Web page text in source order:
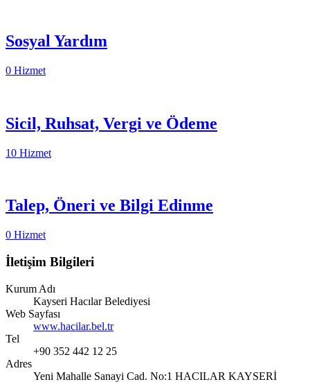
Sosyal Yardım
0 Hizmet
Sicil, Ruhsat, Vergi ve Ödeme
10 Hizmet
Talep, Öneri ve Bilgi Edinme
0 Hizmet
İletişim Bilgileri
Kurum Adı
Kayseri Hacılar Belediyesi
Web Sayfası
www.hacilar.bel.tr
Tel
+90 352 442 12 25
Adres
Yeni Mahalle Sanayi Cad. No:1 HACILAR KAYSERİ